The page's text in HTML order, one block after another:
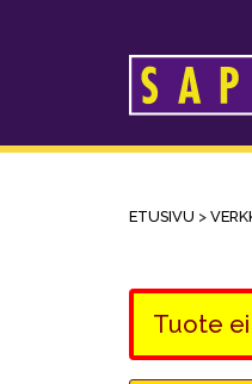
ETUSIVU >
Tuote